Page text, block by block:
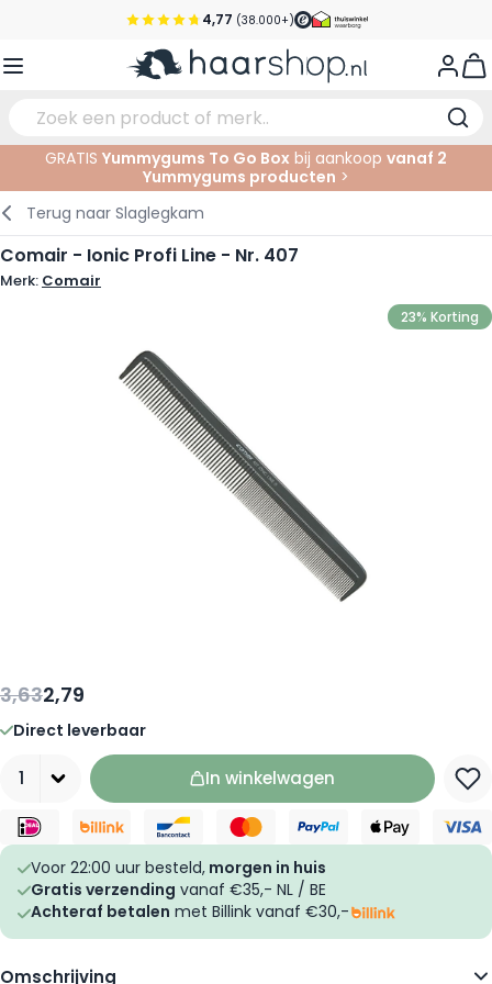
Ga naar de inhoud 4,77 (38.000+)
Voor 22:00 uur besteld, morgen in huis*
Pick-up points
Service & Contact
Verzorging
Haarstyling
Haarkleuringen
Haar verlengen
Gezichtsverzorging
Lichaamsverzorging
Tanning
Supplementen
Wenkbrauwen
Ogen
Lippen
Nagelproducten
Nagel Accessoires
Haarproducten
Scheerproducten
Baardproducten
Elektrisch
Scheren
Knipbenodigdheden
In de Salon
Knippen
Kleuren
GRATIS Yummygums To Go Box bij aankoop vanaf 2
Yummygums producten >
Terug naar Slaglegkam
Comair - Ionic Profi Line - Nr. 407
Merk: Comair
23% Korting
3,632,79
Direct leverbaar
In winkelwagen
Voor 22:00 uur besteld, morgen in huis
Gratis verzending vanaf €35,- NL / BE
Achteraf betalen met Billink vanaf €30,-
Omschrijving